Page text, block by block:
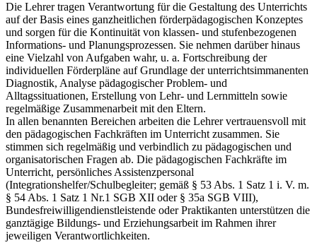
Die Lehrer tragen Verantwortung für die Gestaltung des Unterrichts
auf der Basis eines ganzheitlichen förderpädagogischen Konzeptes
und sorgen für die Kontinuität von klassen- und stufenbezogenen
Informations- und Planungsprozessen. Sie nehmen darüber hinaus
eine Vielzahl von Aufgaben wahr, u. a. Fortschreibung der
individuellen Förderpläne auf Grundlage der unterrichtsimmanenten
Diagnostik, Analyse pädagogischer Problem- und
Alltagssituationen, Erstellung von Lehr- und Lernmitteln sowie
regelmäßige Zusammenarbeit mit den Eltern.
In allen benannten Bereichen arbeiten die Lehrer vertrauensvoll mit
den pädagogischen Fachkräften im Unterricht zusammen. Sie
stimmen sich regelmäßig und verbindlich zu pädagogischen und
organisatorischen Fragen ab. Die pädagogischen Fachkräfte im
Unterricht, persönliches Assistenzpersonal
(Integrationshelfer/Schulbegleiter; gemäß § 53 Abs. 1 Satz 1 i. V. m.
§ 54 Abs. 1 Satz 1 Nr.1 SGB XII oder § 35a SGB VIII),
Bundesfreiwilligendienstleistende oder Praktikanten unterstützen die
ganztägige Bildungs- und Erziehungsarbeit im Rahmen ihrer
jeweiligen Verantwortlichkeiten.